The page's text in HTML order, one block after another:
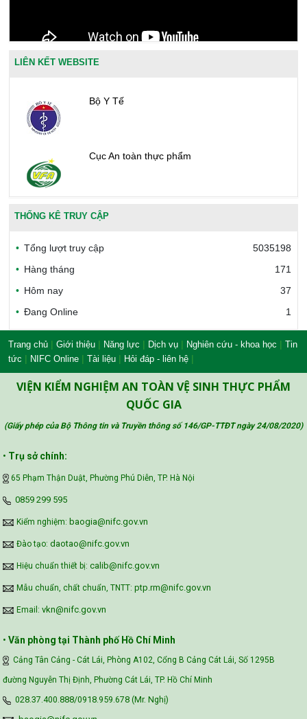
LIÊN KẾT WEBSITE
Bộ Y Tế
Cục An toàn thực phẩm
Văn phòng công nhận chất lượng
Công đoàn Y tế Việt Nam
Safe Food for Growth Project (SAFEGRO)
Vietnam Center for Food Safety Risk
THỐNG KÊ TRUY CẬP
Tổng lượt truy cập
5035198
Hàng tháng
171
Hôm nay
37
Đang Online
1
Trang chủ | Giới thiệu | Năng lực | Dịch vụ | Nghiên cứu - khoa học | Tin
tức | NIFC Online | Tài liệu | Hỏi đáp - liên hệ |
VIỆN KIỂM NGHIỆM AN TOÀN VỆ SINH THỰC PHẨM
QUỐC GIA
(Giấy phép của Bộ Thông tin và Truyền thông số 146/GP-TTĐT ngày 24/08/2020)
• Trụ sở chính:
65 Phạm Thận Duật, Phường Phú Diễn, TP. Hà Nội
‪0859 299 595‬
Kiểm nghiệm: baogia@nifc.gov.vn
Đào tạo: daotao@nifc.gov.vn
Hiệu chuẩn thiết bị: calib@nifc.gov.vn
Mẫu chuẩn, chất chuẩn, TNTT: ptp.rm@nifc.gov.vn
Email: vkn@nifc.gov.vn
• Văn phòng tại Thành phố Hồ Chí Minh
Cảng Tân Cảng - Cát Lái, Phòng A102, Cổng B Cảng Cát Lái, Số 1295B
đường Nguyễn Thị Định, Phường Cát Lái, TP. Hồ Chí Minh
028.37.400.888/0918.959.678 (Mr. Nghị)